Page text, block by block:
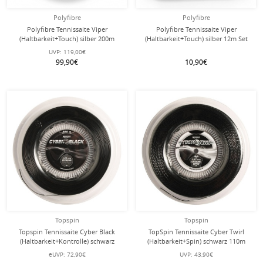
Polyfibre
Polyfibre Tennissaite Viper
(Haltbarkeit+Touch) silber 200m
Rolle
UVP: 119,00€
99,90€
Polyfibre
Polyfibre Tennissaite Viper
(Haltbarkeit+Touch) silber 12m Set
10,90€
Topspin
Topspin Tennissaite Cyber Black
(Haltbarkeit+Kontrolle) schwarz
220m Rolle
eUVP: 72,90€
Topspin
TopSpin Tennissaite Cyber Twirl
(Haltbarkeit+Spin) schwarz 110m
Rolle
UVP: 43,90€